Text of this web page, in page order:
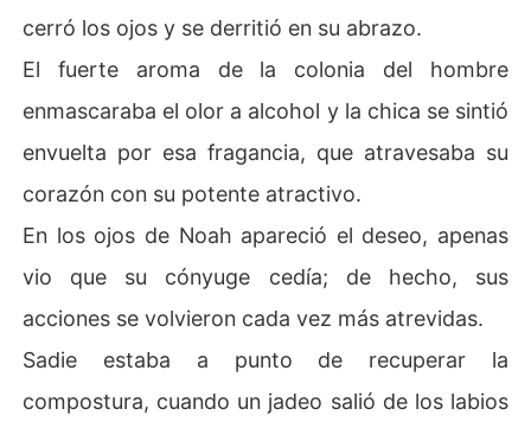
cerró los ojos y se derritió en su abrazo.
El fuerte aroma de la colonia del hombre
enmascaraba el olor a alcohol y la chica se sintió
envuelta por esa fragancia, que atravesaba su
corazón con su potente atractivo.
En los ojos de Noah apareció el deseo, apenas
vio que su cónyuge cedía; de hecho, sus
acciones se volvieron cada vez más atrevidas.
Sadie estaba a punto de recuperar la
compostura, cuando un jadeo salió de los labios